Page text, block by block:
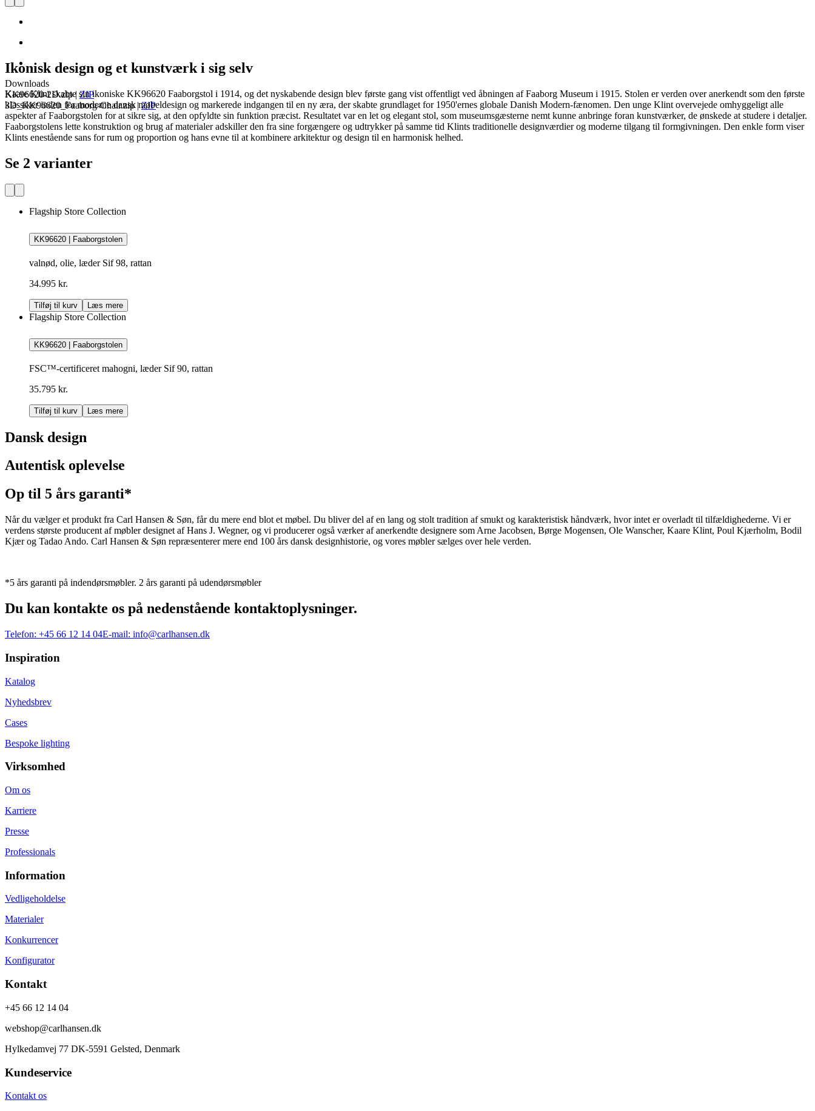
Downloads
KK96620-2D.zip|ZIP
3D_KK96620_Faaborg-Chair.zip|ZIP
Ikonisk design og et kunstværk i sig selv
Kaare Klint skabte sin ikoniske KK96620 Faaborgstol i 1914, og det nyskabende design blev første gang vist offentligt ved åbningen af Faaborg Museum i 1915. Stolen er verden over anerkendt som den første
klassiker inden for moderne dansk møbeldesign og markerede indgangen til en ny æra, der skabte grundlaget for 1950'ernes globale Danish Modern-fænomen. Den unge Klint overvejede omhyggeligt alle
aspekter af Faaborgstolen for at sikre sig, at den opfyldte sin funktion præcist. Resultatet var en let og elegant stol, som museumsgæsterne nemt kunne anbringe foran kunstværker, de ønskede at studere i detaljer.
Faaborgstolens lette konstruktion og brug af materialer adskiller den fra sine forgængere og udtrykker på samme tid Klints traditionelle designværdier og moderne tilgang til formgivningen. Den enkle form viser
Klints enestående sans for rum og proportion og hans evne til at kombinere arkitektur og design til en harmonisk helhed.
Se 2 varianter
Flagship Store Collection
KK96620 | Faaborgstolen
valnød, olie, læder Sif 98, rattan
34.995 kr.
Tilføj til kurv Læs mere
Flagship Store Collection
KK96620 | Faaborgstolen
FSC™-certificeret mahogni, læder Sif 90, rattan
35.795 kr.
Tilføj til kurv Læs mere
Dansk design
Autentisk oplevelse
Op til 5 års garanti*
Når du vælger et produkt fra Carl Hansen & Søn, får du mere end blot et møbel. Du bliver del af en lang og stolt tradition af smukt og karakteristisk håndværk, hvor intet er overladt til tilfældighederne. Vi er
verdens største producent af møbler designet af Hans J. Wegner, og vi producerer også værker af anerkendte designere som Arne Jacobsen, Børge Mogensen, Ole Wanscher, Kaare Klint, Poul Kjærholm, Bodil
Kjær og Tadao Ando. Carl Hansen & Søn repræsenterer mere end 100 års dansk designhistorie, og vores møbler sælges over hele verden.
*5 års garanti på indendørsmøbler. 2 års garanti på udendørsmøbler
Du kan kontakte os på nedenstående kontaktoplysninger.
Telefon: +45 66 12 14 04E-mail: info@carlhansen.dk
Inspiration
Katalog
Nyhedsbrev
Cases
Bespoke lighting
Virksomhed
Om os
Karriere
Presse
Professionals
Information
Vedligeholdelse
Materialer
Konkurrencer
Konfigurator
Kontakt
+45 66 12 14 04
webshop@carlhansen.dk
Hylkedamvej 77 DK-5591 Gelsted, Denmark
Kundeservice
Kontakt os